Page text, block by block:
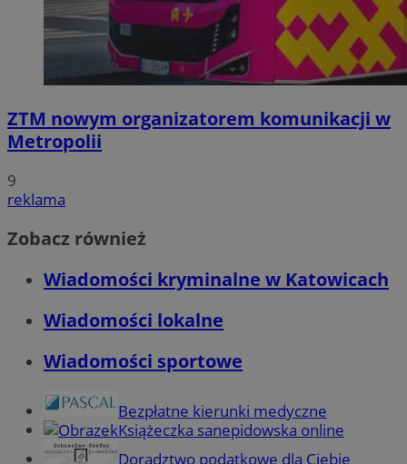
ZTM nowym organizatorem komunikacji w
Metropolii
9
reklama
Zobacz również
Wiadomości kryminalne w Katowicach
Wiadomości lokalne
Wiadomości sportowe
Bezpłatne kierunki medyczne
Książeczka sanepidowska online
Doradztwo podatkowe dla Ciebie